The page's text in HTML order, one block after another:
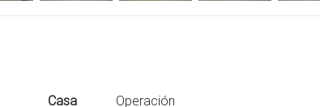
Casa Operación